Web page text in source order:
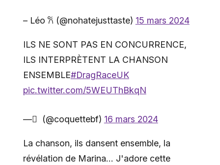
– Léo 𐙚 (@nohatejusttaste) 15 mars 2024
ILS NE SONT PAS EN CONCURRENCE,
ILS INTERPRÈTENT LA CHANSON
ENSEMBLE#DragRaceUK
pic.twitter.com/5WEUThBkqN
— ً (@coquettebf) 16 mars 2024
La chanson, ils dansent ensemble, la
révélation de Marina… J'adore cette